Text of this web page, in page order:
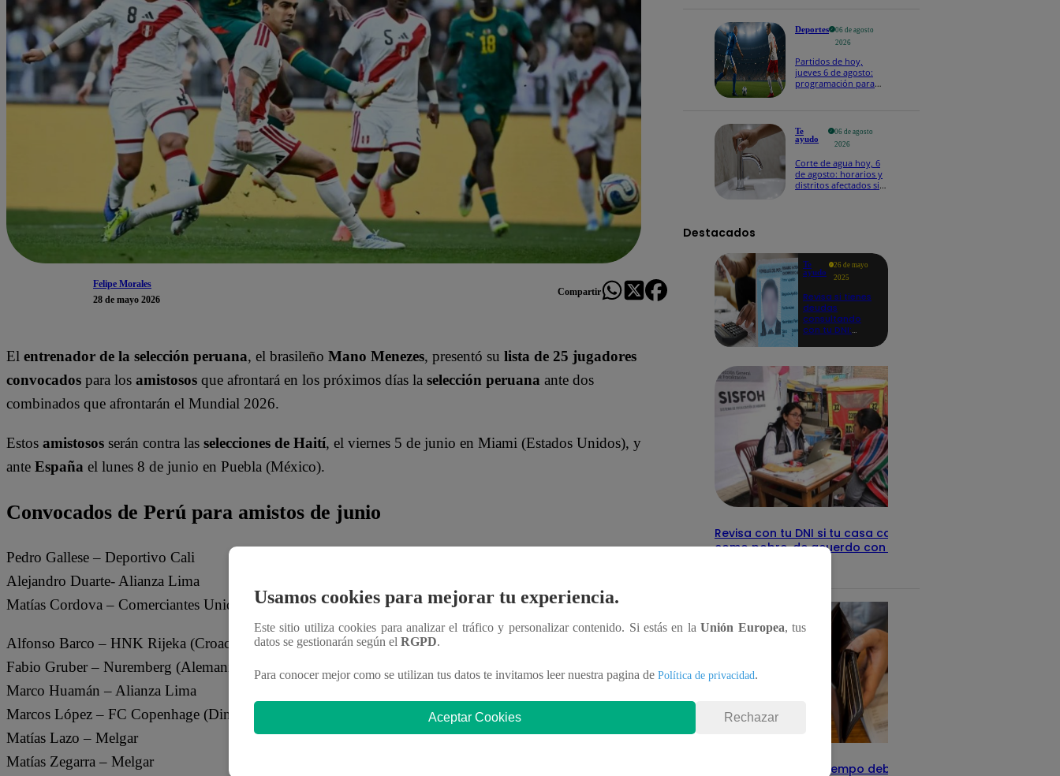
Felipe Morales
28 de mayo 2026
Compartir
El entrenador de la selección peruana, el brasileño Mano Menezes, presentó su lista de 25 jugadores
convocados para los amistosos que afrontará en los próximos días la selección peruana ante dos
combinados que afrontarán el Mundial 2026.
Estos amistosos serán contra las selecciones de Haití, el viernes 5 de junio en Miami (Estados Unidos), y
ante España el lunes 8 de junio en Puebla (México).
Convocados de Perú para amistos de junio
Pedro Gallese – Deportivo Cali
Alejandro Duarte- Alianza Lima
Matías Cordova – Comerciantes Unidos
Alfonso Barco – HNK Rijeka (Croacia)
Fabio Gruber – Nuremberg (Alemania)
Marco Huamán – Alianza Lima
Marcos López – FC Copenhage (Dinamarca)
Matías Lazo – Melgar
Matías Zegarra – Melgar
Deportes
06 de agosto
2026
Partidos de hoy,
jueves 6 de agosto:
programación para
Te
ayudo
06 de agosto
2026
Corte de agua hoy, 6
de agosto: horarios y
distritos afectados sin
Destacados
Te
ayudo
26 de mayo
2025
Revisa si tienes
deudas
consultando
con tu DNI:
detalles
Revisa con tu DNI si tu casa califica
como pobre, de acuerdo con el Sisfoh
Infocorp: ¿Cuánto tiempo debe pasar
Usamos cookies para mejorar tu experiencia.
Este sitio utiliza cookies para analizar el tráfico y personalizar contenido. Si estás en laUnión Europea, tus
datos se gestionarán según el RGPD.
Para conocer mejor como se utilizan tus datos te invitamos leer nuestra pagina de Política de privacidad.
Aceptar Cookies Rechazar